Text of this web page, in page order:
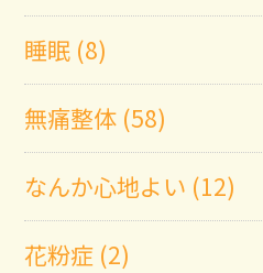
睡眠 (8)
無痛整体 (58)
なんか心地よい (12)
花粉症 (2)